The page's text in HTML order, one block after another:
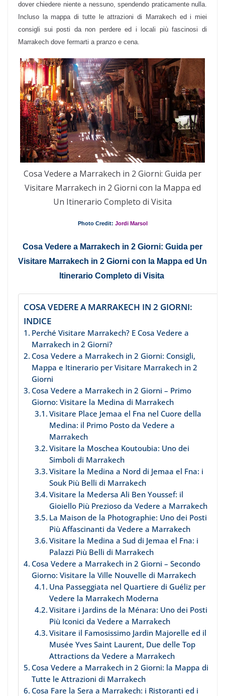
dover chiedere niente a nessuno, spendendo praticamente nulla.
Incluso la mappa di tutte le attrazioni di Marrakech ed i miei
consigli sui posti da non perdere ed i locali più fascinosi di
Marrakech dove fermarti a pranzo e cena.
Cosa Vedere a Marrakech in 2 Giorni: Guida per
Visitare Marrakech in 2 Giorni con la Mappa ed
Un Itinerario Completo di Visita
Photo Credit: Jordi Marsol
Cosa Vedere a Marrakech in 2 Giorni: Guida per
Visitare Marrakech in 2 Giorni con la Mappa ed Un
Itinerario Completo di Visita
COSA VEDERE A MARRAKECH IN 2 GIORNI:
INDICE
Perché Visitare Marrakech? E Cosa Vedere a
Marrakech in 2 Giorni?
Cosa Vedere a Marrakech in 2 Giorni: Consigli,
Mappa e Itinerario per Visitare Marrakech in 2
Giorni
Cosa Vedere a Marrakech in 2 Giorni – Primo
Giorno: Visitare la Medina di Marrakech
Visitare Place Jemaa el Fna nel Cuore della
Medina: il Primo Posto da Vedere a
Marrakech
Visitare la Moschea Koutoubia: Uno dei
Simboli di Marrakech
Visitare la Medina a Nord di Jemaa el Fna: i
Souk Più Belli di Marrakech
Visitare la Medersa Ali Ben Youssef: il
Gioiello Più Prezioso da Vedere a Marrakech
La Maison de la Photographie: Uno dei Posti
Più Affascinanti da Vedere a Marrakech
Visitare la Medina a Sud di Jemaa el Fna: i
Palazzi Più Belli di Marrakech
Cosa Vedere a Marrakech in 2 Giorni – Secondo
Giorno: Visitare la Ville Nouvelle di Marrakech
Una Passeggiata nel Quartiere di Guéliz per
Vedere la Marrakech Moderna
Visitare i Jardins de la Ménara: Uno dei Posti
Più Iconici da Vedere a Marrakech
Visitare il Famosissimo Jardin Majorelle ed il
Musée Yves Saint Laurent, Due delle Top
Attractions da Vedere a Marrakech
Cosa Vedere a Marrakech in 2 Giorni: la Mappa di
Tutte le Attrazioni di Marrakech
Cosa Fare la Sera a Marrakech: i Ristoranti ed i